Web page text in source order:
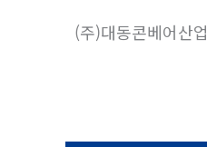
(주)대동콘베어산업